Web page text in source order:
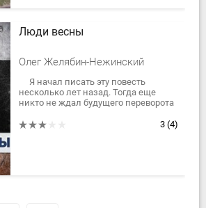
Люди весны
Олег Желябин-Нежинский
Я начал писать эту повесть
несколько лет назад. Тогда еще
никто не ждал будущего переворота
натянутых отношения с Россией и
3 (4)